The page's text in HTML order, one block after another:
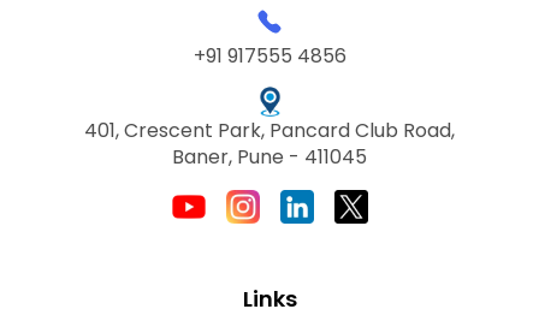
+91 917555 4856
401, Crescent Park, Pancard Club Road,
Baner, Pune - 411045
Links